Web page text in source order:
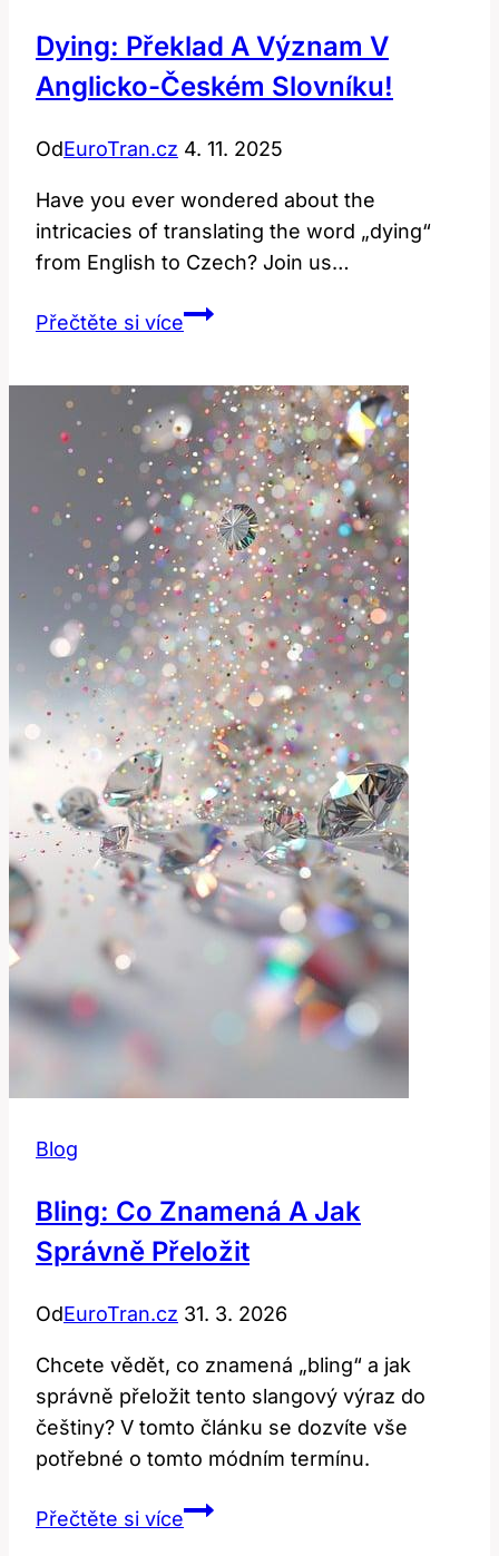
Dying: Překlad A Význam V
Anglicko-Českém Slovníku!
OdEuroTran.cz 4. 11. 2025
Have you ever wondered about the
intricacies of translating the word „dying“
from English to Czech? Join us…
Přečtěte si víceDying:
význam
v
anglicko-
českém
slovníku!
Blog
Bling: Co Znamená A Jak
Správně Přeložit
OdEuroTran.cz 31. 3. 2026
Chcete vědět, co znamená „bling“ a jak
správně přeložit tento slangový výraz do
češtiny? V tomto článku se dozvíte vše
potřebné o tomto módním termínu.
Přečtěte si víceBling: